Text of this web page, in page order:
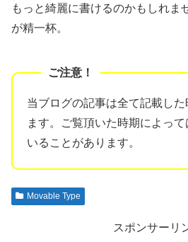
もっと綺麗に書けるのかもしれま
が精一杯。
当ブログの記事は全て記載した
ます。ご覧頂いた時期によっ
いることがあります。
Movable Type
スポンサーリ